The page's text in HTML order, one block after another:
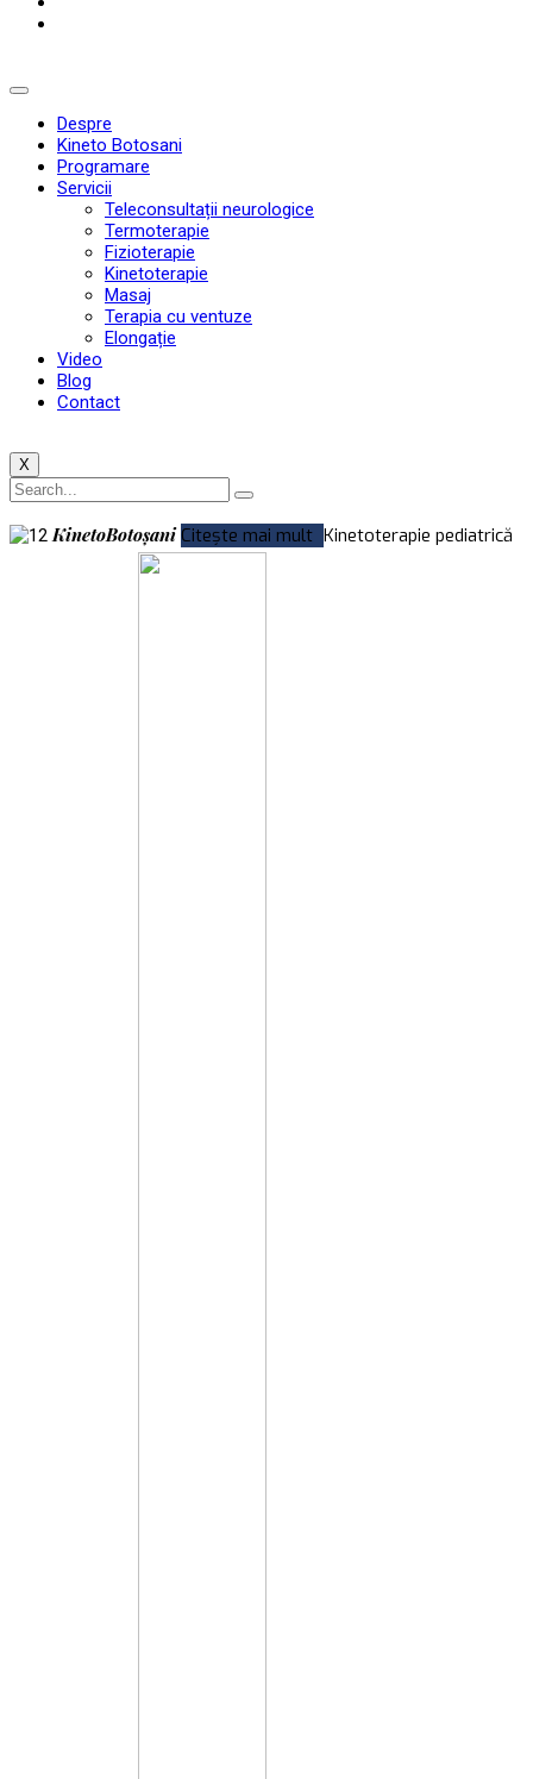
Despre
Kineto Botosani
Programare
Servicii
Teleconsultații neurologice
Termoterapie
Fizioterapie
Kinetoterapie
Masaj
Terapia cu ventuze
Elongație
Video
Blog
Contact
X
KinetoBotoșani Citește mai mult Kinetoterapie pediatrică